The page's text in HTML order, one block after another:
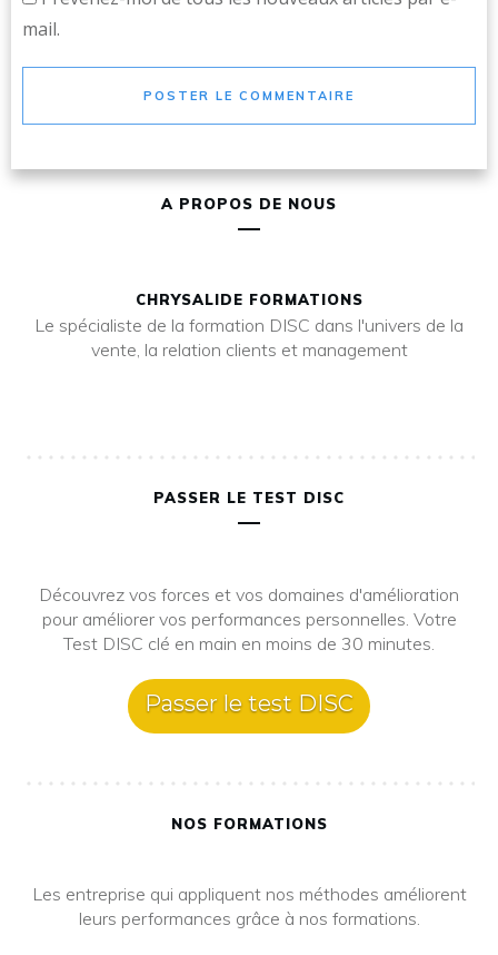
mail.
POSTER LE COMMENTAIRE
A PROPOS DE NOUS
CHRYSALIDE FORMATIONS
Le spécialiste de la formation DISC dans l'univers de la
vente, la relation clients et management
PASSER LE TEST DISC
Découvrez vos forces et vos domaines d'amélioration
pour améliorer vos performances personnelles. Votre
Test DISC clé en main en moins de 30 minutes.
Passer le test DISC
NOS FORMATIONS
Les entreprise qui appliquent nos méthodes améliorent
leurs performances grâce à nos formations.